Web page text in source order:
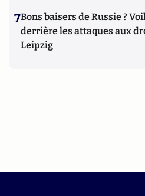
7Bons baisers de Russie ?
derrière les attaques aux
Leipzig